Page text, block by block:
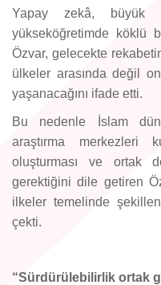
Yapay zekâ, büyük
yükseköğretimde köklü
Özvar, gelecekte
ülkeler arasında değil
yaşanacağını ifade etti.
Bu nedenle İslam
araştırma merkezleri
oluşturması ve ortak
gerektiğini dile getiren
ilkeler temelinde
çekti.
“Sürdürülebilirlik ortak